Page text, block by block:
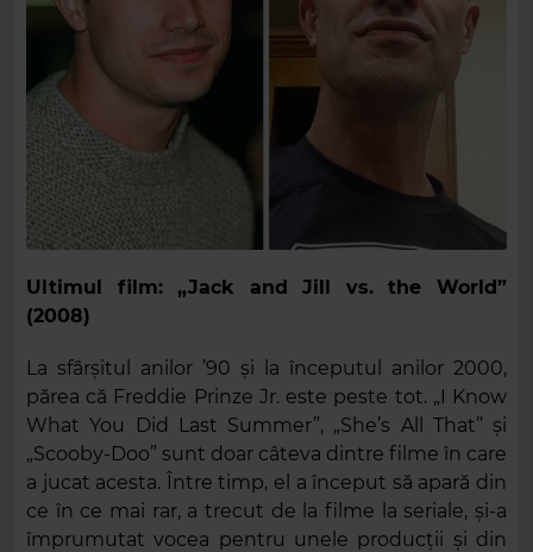
Ultimul film: „Jack and Jill vs. the World”
(2008)
La sfârșitul anilor ’90 și la începutul anilor 2000,
părea că Freddie Prinze Jr. este peste tot. „I Know
What You Did Last Summer”, „She’s All That” și
„Scooby-Doo” sunt doar câteva dintre filme în care
a jucat acesta. Între timp, el a început să apară din
ce în ce mai rar, a trecut de la filme la seriale, și-a
împrumutat vocea pentru unele producții și din